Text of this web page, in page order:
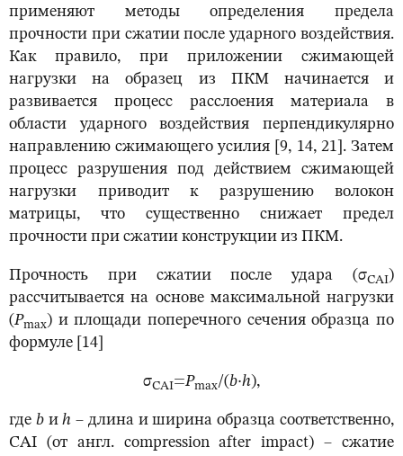
применяют методы определения предела
прочности при сжатии после ударного воздействия.
Как правило, при приложении сжимающей
нагрузки на образец из ПКМ начинается и
развивается процесс расслоения материала в
области ударного воздействия перпендикулярно
направлению сжимающего усилия [9, 14, 21]. Затем
процесс разрушения под действием сжимающей
нагрузки приводит к разрушению волокон
матрицы, что существенно снижает предел
прочности при сжатии конструкции из ПКМ.
Прочность при сжатии после удара (σCAI)
рассчитывается на основе максимальной нагрузки
(Pmax) и площади поперечного сечения образца по
формуле [14]
σCAI=Pmax/(b·h),
где bиh – длина и ширина образца соответственно,
CAI (от англ. compression after impact) – сжатие